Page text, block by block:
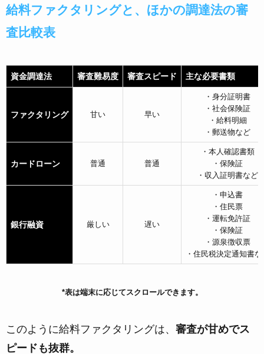
給料ファクタリングと、ほかの調達法の審
査比較表
資金調達法 審査難易度 審査スピード 主な必要書類
ファクタリング 甘い 早い
・身分証明書
・社会保険証
・給料明細
・郵送物など
カードローン 普通 普通
・本人確認書類
・保険証
・収入証明書など
銀行融資 厳しい 遅い
・申込書
・住民票
・運転免許証
・保険証
・源泉徴収票
・住民税決定通知書な
*表は端末に応じてスクロールできます。
このように給料ファクタリングは、 審査が甘めでス
ピードも抜群。